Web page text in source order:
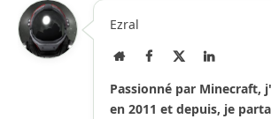
Ezral
Site
Facebook
X
LinkedIn
Passionné par Minecraft,
en 2011 et depuis, je